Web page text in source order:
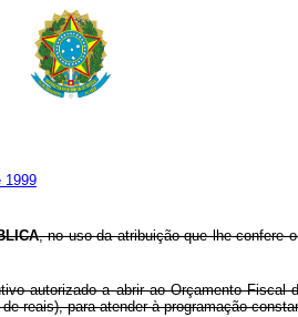
1999
, no uso da atribuição que lhe confere
autorizado a abrir ao Orçamento Fiscal
reais), para atender à programação